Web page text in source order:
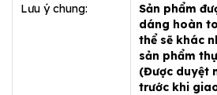
Lưu ý chung:
Sản phẩm
dáng hoàn
thể sẽ khác
sản phẩm
(Được duyệt
trước khi